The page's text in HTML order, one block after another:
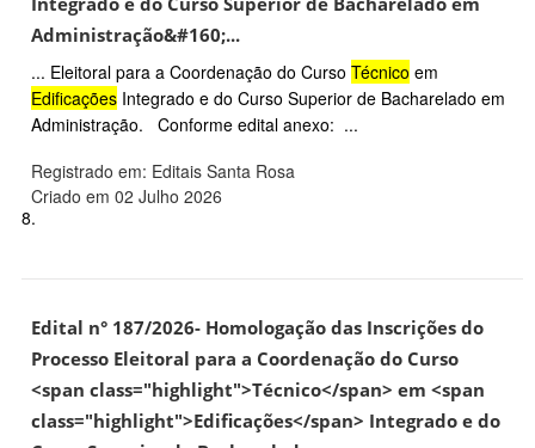
Administração&#160;...
... Eleitoral para a Coordenação do Curso Técnico em
Edificações Integrado e do Curso Superior de Bacharelado em
Administração. Conforme edital anexo: ...
Registrado em: Editais Santa Rosa
Criado em 02 Julho 2026
8.
Edital n° 187/2026- Homologação das Inscrições do
Processo Eleitoral para a Coordenação do Curso
<span class="highlight">Técnico</span> em <span
class="highlight">Edificações</span> Integrado e do